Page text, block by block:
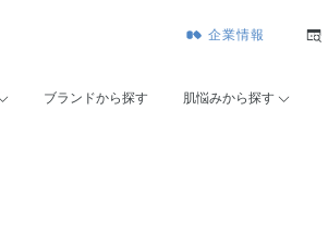
企業情報
ブランドから探す 肌悩みから探す